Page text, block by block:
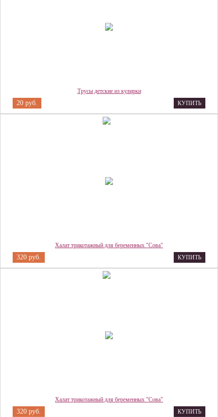
Трусы детские из кулирки
20 руб. КУПИТЬ
Халат трикотажный для беременных "Сова"
320 руб. КУПИТЬ
Халат трикотажный для беременных "Сова"
320 руб. КУПИТЬ